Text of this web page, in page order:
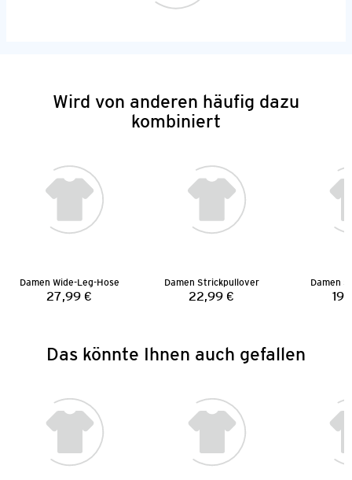
Wird von anderen häufig dazu
kombiniert
Damen Wide-Leg-Hose
Preis:
27,99 €
Damen Strickpullover
Preis:
22,99 €
Damen
Das könnte Ihnen auch gefallen